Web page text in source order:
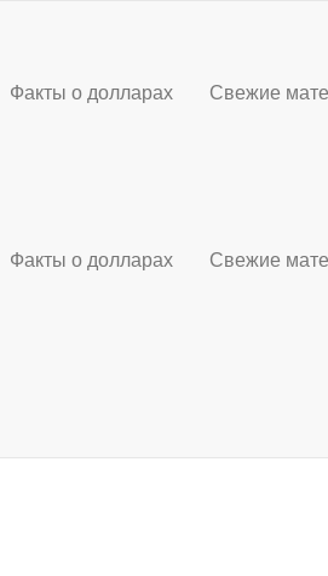
Факты о долларах Свежие
Факты о долларах Свежие